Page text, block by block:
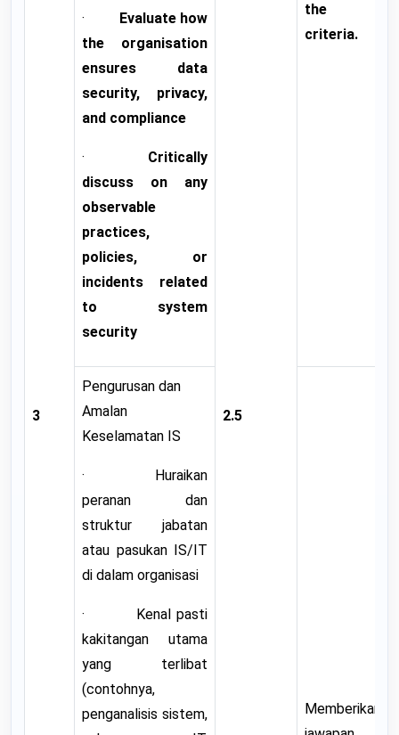
3
· Evaluate how
the organisation
ensures data
security, privacy,
and compliance
· Critically
discuss on any
observable
practices,
policies, or
incidents related
to system
security
2.5
the
criteria.
Pengurusan dan
Amalan
Keselamatan IS
· Huraikan
peranan dan
struktur jabatan
atau pasukan IS/IT
di dalam organisasi
· Kenal pasti
kakitangan utama
yang terlibat
(contohnya,
penganalisis sistem,
Memberikan